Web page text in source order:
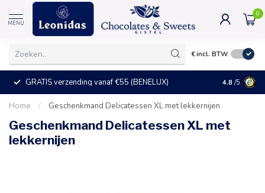
MENU
0
€incl. BTW
GRATIS verzending vanaf €55 (BENELUX) +25°C =
4.8 /5
Home / Geschenkmand Delicatessen XL met lekkernijen
Geschenkmand Delicatessen XL met
lekkernijen